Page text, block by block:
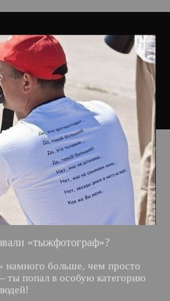
«тыжфотограф»?
намного больше, чем просто
ты попал в особую категорию